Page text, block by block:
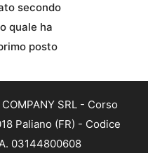
secondo
quale ha
posto
SRL - Corso
Paliano (FR) - Codice
03144800608